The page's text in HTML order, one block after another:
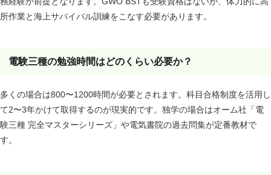
所作業と海上サバイバル訓練をこなす必要があります。
電験三種の勉強時間はどのくらい必要か？
多くの場合は800〜1200時間が必要とされます。科目合格制度を活用し
て2〜3年かけて取得するのが現実的です。独学の場合はオーム社「電
験三種 完全マスターシリーズ」や電気書院の過去問集が定番教材で
す。